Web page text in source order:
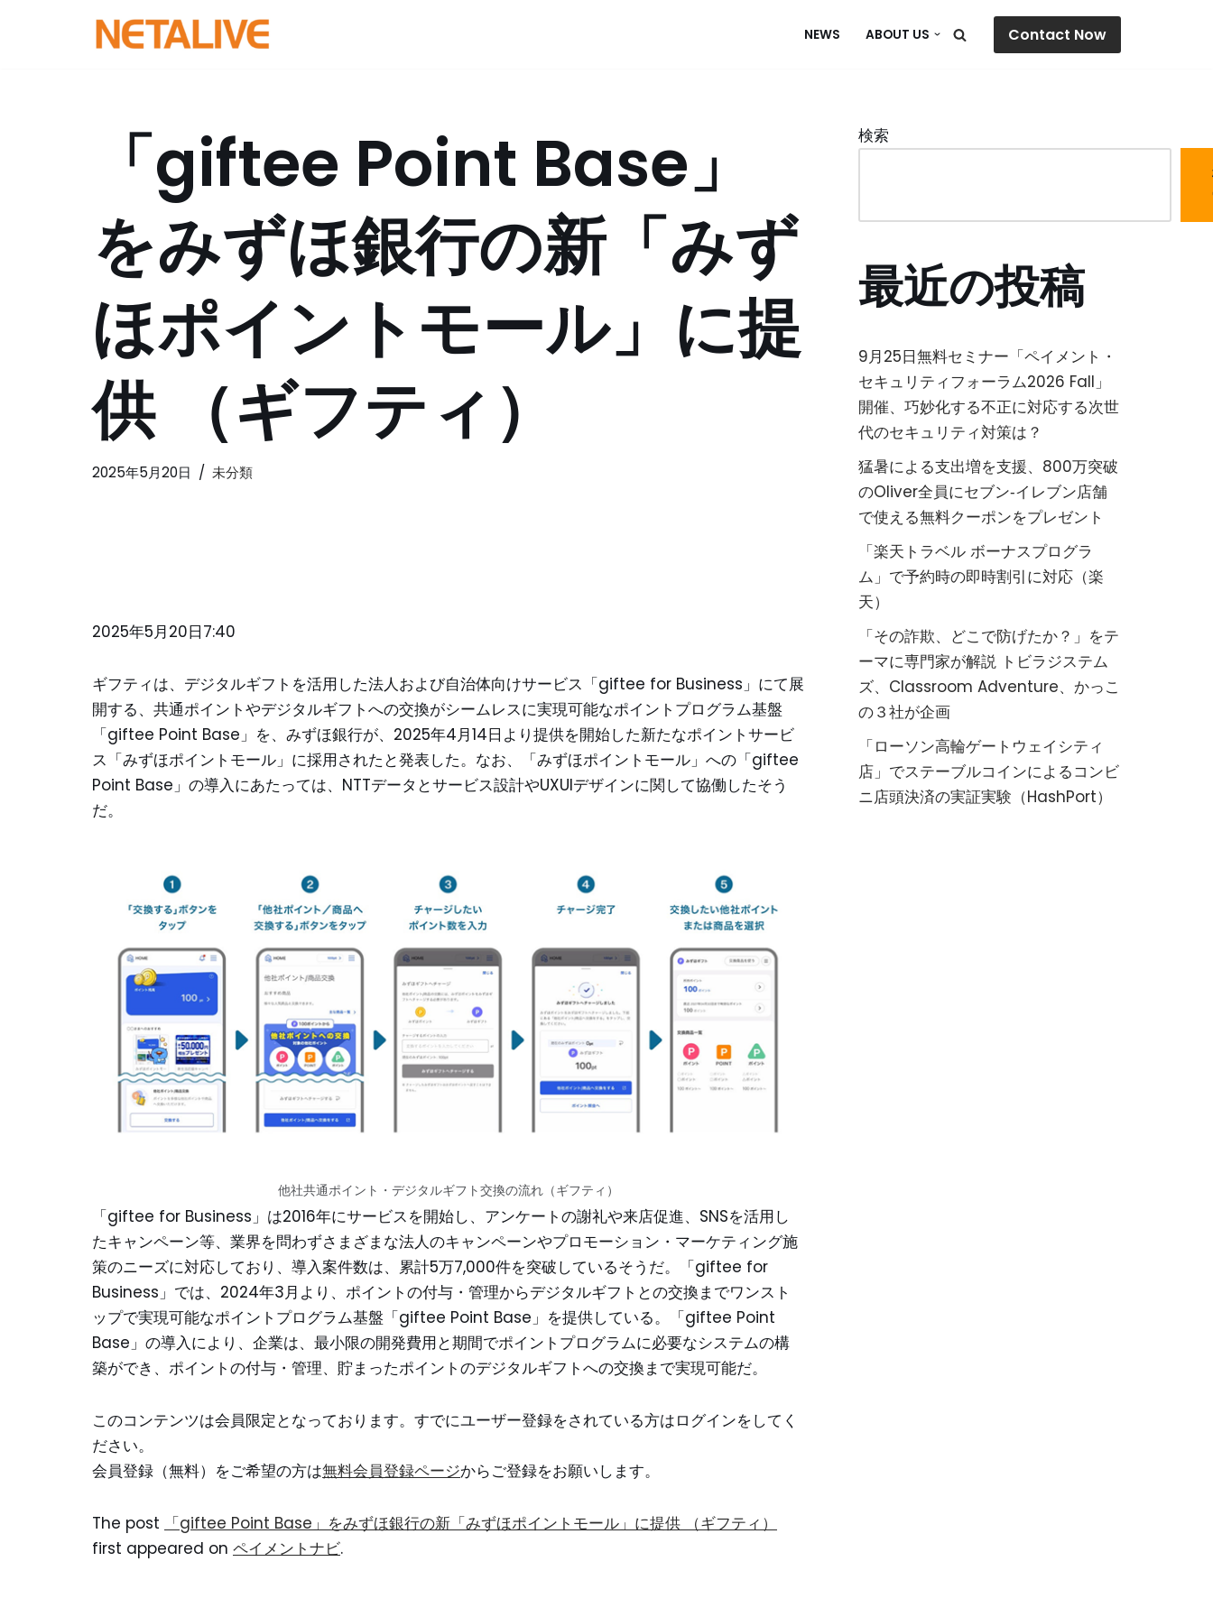
NEWS ABOUT US Contact Now
「giftee Point Base」
をみずほ銀行の新「みず
ほポイントモール」に提
供 （ギフティ）
2025年5月20日 未分類
2025年5月20日7:40
ギフティは、デジタルギフトを活用した法人および自治体向けサービス「giftee for Business」にて展
開する、共通ポイントやデジタルギフトへの交換がシームレスに実現可能なポイントプログラム基盤
「giftee Point Base」を、みずほ銀行が、2025年4月14日より提供を開始した新たなポイントサービ
ス「みずほポイントモール」に採用されたと発表した。なお、「みずほポイントモール」への「giftee
Point Base」の導入にあたっては、NTTデータとサービス設計やUXUIデザインに関して協働したそう
だ。
他社共通ポイント・デジタルギフト交換の流れ（ギフティ）
「giftee for Business」は2016年にサービスを開始し、アンケートの謝礼や来店促進、SNSを活用し
たキャンペーン等、業界を問わずさまざまな法人のキャンペーンやプロモーション・マーケティング施
策のニーズに対応しており、導入案件数は、累計5万7,000件を突破しているそうだ。「giftee for
Business」では、2024年3月より、ポイントの付与・管理からデジタルギフトとの交換までワンスト
ップで実現可能なポイントプログラム基盤「giftee Point Base」を提供している。「giftee Point
Base」の導入により、企業は、最小限の開発費用と期間でポイントプログラムに必要なシステムの構
築ができ、ポイントの付与・管理、貯まったポイントのデジタルギフトへの交換まで実現可能だ。
このコンテンツは会員限定となっております。すでにユーザー登録をされている方はログインをしてく
ださい。
会員登録（無料）をご希望の方は無料会員登録ページからご登録をお願いします。
The post
「giftee Point Base」をみずほ銀行の新「みずほポイントモール」に提供 （ギフティ）
first appeared on ペイメントナビ.
検索
最近の投稿
9月25日無料セミナー「ペイメント・
セキュリティフォーラム2026 Fall」
開催、巧妙化する不正に対応する次世
代のセキュリティ対策は？
猛暑による支出増を支援、800万突破
のOliver全員にセブン‐イレブン店舗
で使える無料クーポンをプレゼント
「楽天トラベル ボーナスプログラ
ム」で予約時の即時割引に対応（楽
天）
「その詐欺、どこで防げたか？」をテ
ーマに専門家が解説 トビラジステム
ズ、Classroom Adventure、かっこ
の３社が企画
「ローソン高輪ゲートウェイシティ
店」でステーブルコインによるコンビ
ニ店頭決済の実証実験（HashPort）